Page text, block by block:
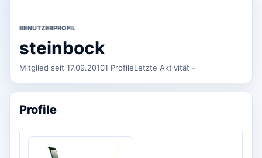
BENUTZERPROFIL
steinbock
Mitglied seit 17.09.20101 ProfileLetzte Aktivität -
Profile